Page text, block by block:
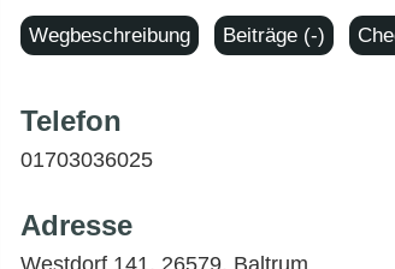
Wegbeschreibung Beiträge (-)
Telefon
01703036025
Adresse
Westdorf 141, 26579, Baltrum